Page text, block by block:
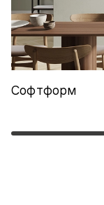
Софтформ